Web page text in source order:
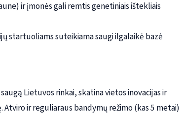
ir įmonės gali remtis genetiniais ištekliais
startuoliams suteikiama saugi ilgalaikė bazė
Lietuvos rinkai, skatina vietos inovacijas ir
ir reguliaraus bandymų režimo (kas 5 metai)